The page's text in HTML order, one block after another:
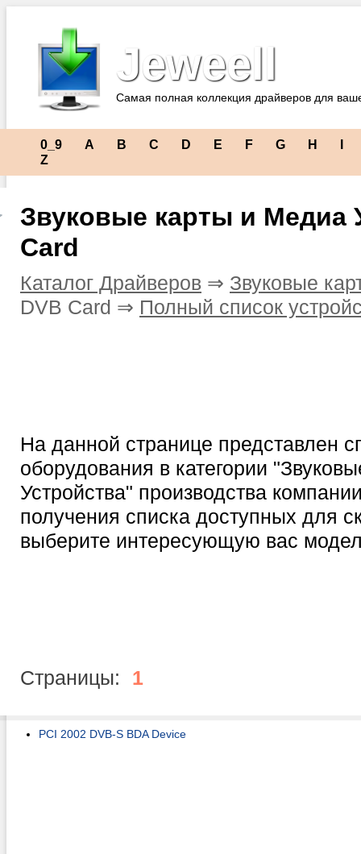
Jeweell
Самая полная коллекция драйверов для
0_9 A B C D E F G H
Z
Звуковые карты и Медиа
Card
Каталог Драйверов ⇒ Звуковые
DVB Card ⇒ Полный список
На данной странице представлен
оборудования в категории
Устройства" производства
получения списка доступных для
выберите интересующую вас
Страницы: 1
PCI 2002 DVB-S BDA Device